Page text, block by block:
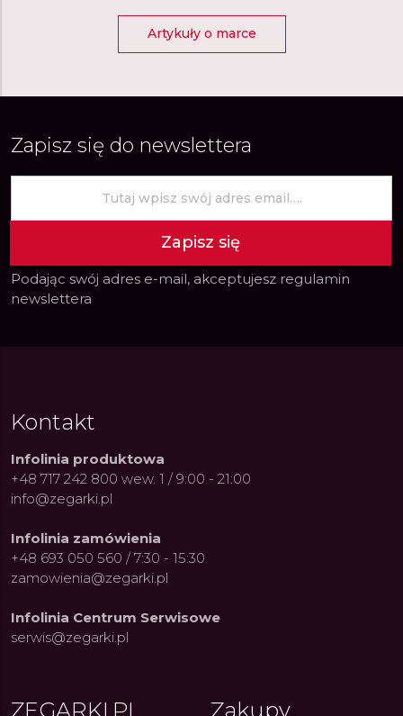
Artykuły o marce
Zapisz się do newslettera
Zapisz się
Podając swój adres e-mail, akceptujesz regulamin
newslettera
Kontakt
Infolinia produktowa
+48 717 242 800 wew. 1 / 9:00 - 21:00
info@zegarki.pl
Infolinia zamówienia
+48 693 050 560 / 7:30 - 15:30
zamowienia@zegarki.pl
Infolinia Centrum Serwisowe
serwis@zegarki.pl
ZEGARKI.PL Zakupy